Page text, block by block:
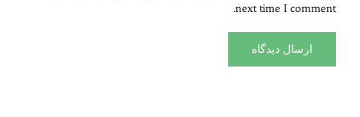
next time I comment.